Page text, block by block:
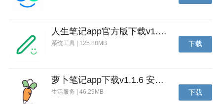
4、最后点击确定等待官方审核就能退款了。
人生笔记app官方版下载v1.19.4 安卓版
系统工具 | 125.88MB 下载
萝卜笔记app下载v1.1.6 安卓版
生活服务 | 46.29MB 下载